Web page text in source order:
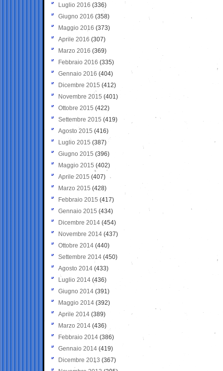
Luglio 2016 (336)
Giugno 2016 (358)
Maggio 2016 (373)
Aprile 2016 (307)
Marzo 2016 (369)
Febbraio 2016 (335)
Gennaio 2016 (404)
Dicembre 2015 (412)
Novembre 2015 (401)
Ottobre 2015 (422)
Settembre 2015 (419)
Agosto 2015 (416)
Luglio 2015 (387)
Giugno 2015 (396)
Maggio 2015 (402)
Aprile 2015 (407)
Marzo 2015 (428)
Febbraio 2015 (417)
Gennaio 2015 (434)
Dicembre 2014 (454)
Novembre 2014 (437)
Ottobre 2014 (440)
Settembre 2014 (450)
Agosto 2014 (433)
Luglio 2014 (436)
Giugno 2014 (391)
Maggio 2014 (392)
Aprile 2014 (389)
Marzo 2014 (436)
Febbraio 2014 (386)
Gennaio 2014 (419)
Dicembre 2013 (367)